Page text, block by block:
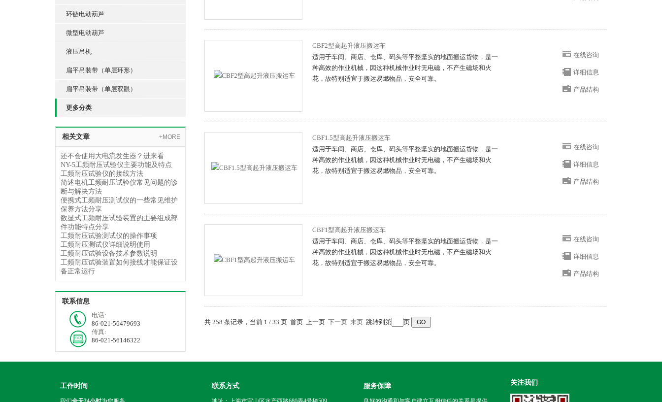
环链电动葫芦
微型电动葫芦
液压吊机
扁平吊装带（单层环形）
扁平吊装带（单层双眼）
更多分类
相关文章 +MORE
还不会使用大电流发生器？进来看
NY-5工频耐压试验仪主要功能及特点
工频耐压试验仪的接线方法
简述电机工频耐压试验仪常见问题的诊
断与解决方法
便携式工频耐压测试仪的一些常见维护
保养方法分享
数显式工频耐压试验装置的主要组成部
件功能特点分享
工频耐压试验测试仪的操作事项
工频耐压测试仪详细说明使用
工频耐压试验设备技术参数说明
工频耐压试验装置如何接线才能保证设
备正常运行
联系信息
电话:
86-021-56479693
传真:
86-021-56146322
CBF2型高起升液压搬运车
适用于车间、商店、仓库、码头等平整坚实的地面搬运货物，是一
种高效的作业机械，因这种机械作业时无电磁，不产生磁场和火
花，故特别适宜于搬运易燃物品，安全可靠。
在线咨询
详细信息
产品结构
CBF1.5型高起升液压搬运车
适用于车间、商店、仓库、码头等平整坚实的地面搬运货物，是一
种高效的作业机械，因这种机械作业时无电磁，不产生磁场和火
花，故特别适宜于搬运易燃物品，安全可靠。
在线咨询
详细信息
产品结构
CBF1型高起升液压搬运车
适用于车间、商店、仓库、码头等平整坚实的地面搬运货物，是一
种高效的作业机械，因这种机械作业时无电磁，不产生磁场和火
花，故特别适宜于搬运易燃物品，安全可靠。
在线咨询
详细信息
产品结构
共 258 条记录，当前 1 / 33 页 首页 上一页 下一页 末页 跳转到第 页
工作时间 联系方式 服务保障 关注我们